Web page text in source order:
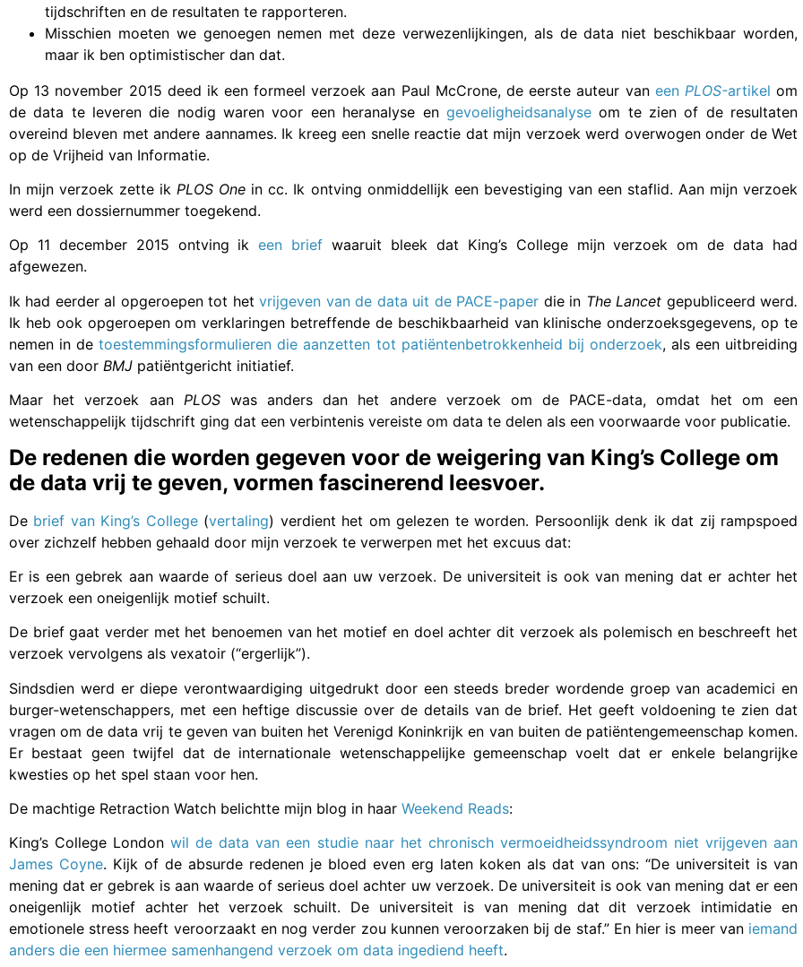
tijdschriften en de resultaten te rapporteren.
Misschien moeten we genoegen nemen met deze verwezenlijkingen, als de data niet beschikbaar worden,
maar ik ben optimistischer dan dat.
Op 13 november 2015 deed ik een formeel verzoek aan Paul McCrone, de eerste auteur van een PLOS-artikel om
de data te leveren die nodig waren voor een heranalyse en gevoeligheidsanalyseom te zien of de resultaten
overeind bleven met andere aannames. Ik kreeg een snelle reactie dat mijn verzoek werd overwogen onder de Wet
op de Vrijheid van Informatie.
In mijn verzoek zette ik PLOS One in cc. Ik ontving onmiddellijk een bevestiging van een staflid. Aan mijn verzoek
werd een dossiernummer toegekend.
Op 11 december 2015 ontving ikeen brief waaruit bleek dat King’s College mijn verzoek om de data had
afgewezen.
Ik had eerder al opgeroepen tot hetvrijgeven van de data uit de PACE-paper die in The Lancet gepubliceerd werd.
Ik heb ook opgeroepen om verklaringen betreffende de beschikbaarheid van klinische onderzoeksgegevens, op te
nemen in detoestemmingsformulieren die aanzetten tot patiëntenbetrokkenheid bij onderzoek, als een uitbreiding
van een door BMJ patiëntgericht initiatief.
Maar het verzoek aan PLOSwas anders dan het andere verzoek om de PACE-data, omdat het om een
wetenschappelijk tijdschrift ging dat een verbintenis vereiste om data te delen als een voorwaarde voor publicatie.
De redenen die worden gegeven voor de weigering van King’s College om
de data vrij te geven, vormen fascinerend leesvoer.
De brief van King’s College(vertaling) verdient het om gelezen te worden. Persoonlijk denk ik dat zij rampspoed
over zichzelf hebben gehaald door mijn verzoek te verwerpen met het excuus dat:
Er is een gebrek aan waarde of serieus doel aan uw verzoek. De universiteit is ook van mening dat er achter het
verzoek een oneigenlijk motief schuilt.
De brief gaat verder met het benoemen van het motief en doel achter dit verzoek als polemisch en beschreeft het
verzoek vervolgens als vexatoir (“ergerlijk”).
Sindsdien werd er diepe verontwaardiging uitgedrukt door een steeds breder wordende groep van academici en
burger-wetenschappers, met een heftige discussie over de details van de brief. Het geeft voldoening te zien dat
vragen om de data vrij te geven van buiten het Verenigd Koninkrijk en van buiten de patiëntengemeenschap komen.
Er bestaat geen twijfel dat de internationale wetenschappelijke gemeenschap voelt dat er enkele belangrijke
kwesties op het spel staan voor hen.
De machtige Retraction Watch belichtte mijn blog in haar Weekend Reads:
King’s College Londonwil de data van een studie naar het chronisch vermoeidheidssyndroom niet vrijgeven aan
James Coyne. Kijk of de absurde redenen je bloed even erg laten koken als dat van ons: “De universiteit is van
mening dat er gebrek is aan waarde of serieus doel achter uw verzoek. De universiteit is ook van mening dat er een
oneigenlijk motief achter het verzoek schuilt. De universiteit is van mening dat dit verzoek intimidatie en
emotionele stress heeft veroorzaakt en nog verder zou kunnen veroorzaken bij de staf.” En hier is meer van iemand
anders die een hiermee samenhangend verzoek om data ingediend heeft.